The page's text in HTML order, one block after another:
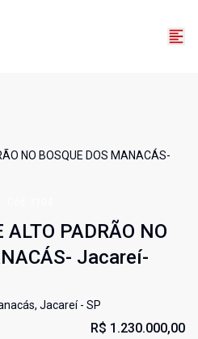
NO BOSQUE DOS MANACÁS-
ALTO PADRÃO NO
Jacareí-
Jacareí - SP
R$ 1.230.000,00